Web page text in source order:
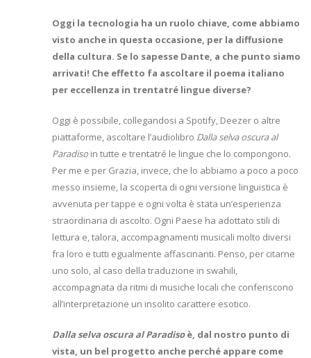
Oggi la tecnologia ha un ruolo chiave, come abbiamo
visto anche in questa occasione, per la diffusione
della cultura. Se lo sapesse Dante, a che punto siamo
arrivati! Che effetto fa ascoltare il poema italiano
per eccellenza in trentatré lingue diverse?
Oggi è possibile, collegandosi a Spotify, Deezer o altre
piattaforme, ascoltare l’audiolibro Dalla selva oscura al
Paradiso in tutte e trentatré le lingue che lo compongono.
Per me e per Grazia, invece, che lo abbiamo a poco a poco
messo insieme, la scoperta di ogni versione linguistica è
avvenuta per tappe e ogni volta è stata un’esperienza
straordinaria di ascolto. Ogni Paese ha adottato stili di
lettura e, talora, accompagnamenti musicali molto diversi
fra loro e tutti egualmente affascinanti. Penso, per citarne
uno solo, al caso della traduzione in swahili,
accompagnata da ritmi di musiche locali che conferiscono
all’interpretazione un insolito carattere esotico.
Dalla selva oscura al Paradisoè, dal nostro punto di
vista, un bel progetto anche perché appare come